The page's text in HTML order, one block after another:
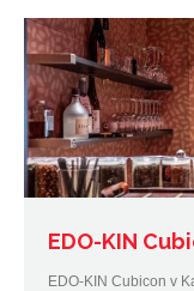
EDO-KIN
EDO-KIN Cubicon v